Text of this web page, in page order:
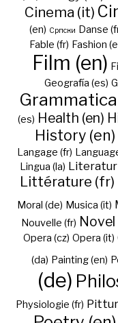
Cinema (it)
(en) Cрпски Danse
Fable (fr) Fashion
Film (en)
Geografía (es)
(es) Health (en)
History (en)
Langage (fr)
Lingua (la) Literatur
Littérature (fr)
Moral (de) Musica (it)
Nouvelle (fr) Novel
Opera (cz) Opera (it)
(da) Painting (en)
(de)
Physiologie (fr)